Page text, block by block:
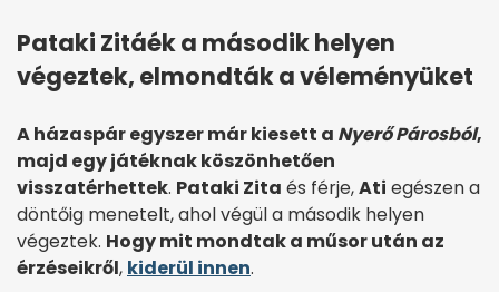
Pataki Zitáék a második helyen
végeztek, elmondták a véleményüket
A házaspár egyszer már kiesett a Nyerő Párosból,
majd egy játéknak köszönhetően
visszatérhettek. Pataki Zita és férje,Ati egészen a
döntőig menetelt, ahol végül a második helyen
végeztek. Hogy mit mondtak a műsor után az
érzéseikről, kiderül innen.